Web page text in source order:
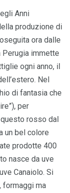
Anni
produzione di
ora dalle
Perugia immette
ogni anno, il
Nel
di fantasia che
per
rosso dal
un bel colore
prodotte 400
nasce da uve
Canaiolo. Si
formaggi ma